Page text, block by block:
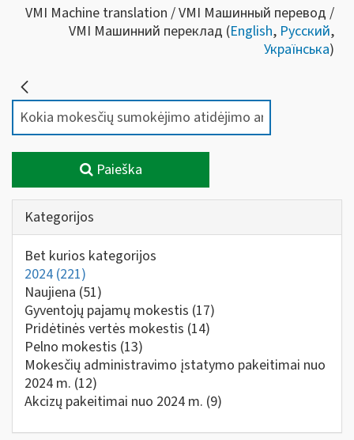
VMI Machine translation / VMI Машинный перевод /
VMI Машинний переклад (English, Русский,
Українська)
Paieška
Kategorijos
Bet kurios kategorijos
2024 (221)
Naujiena (51)
Gyventojų pajamų mokestis (17)
Pridėtinės vertės mokestis (14)
Pelno mokestis (13)
Mokesčių administravimo įstatymo pakeitimai nuo
2024 m. (12)
Akcizų pakeitimai nuo 2024 m. (9)